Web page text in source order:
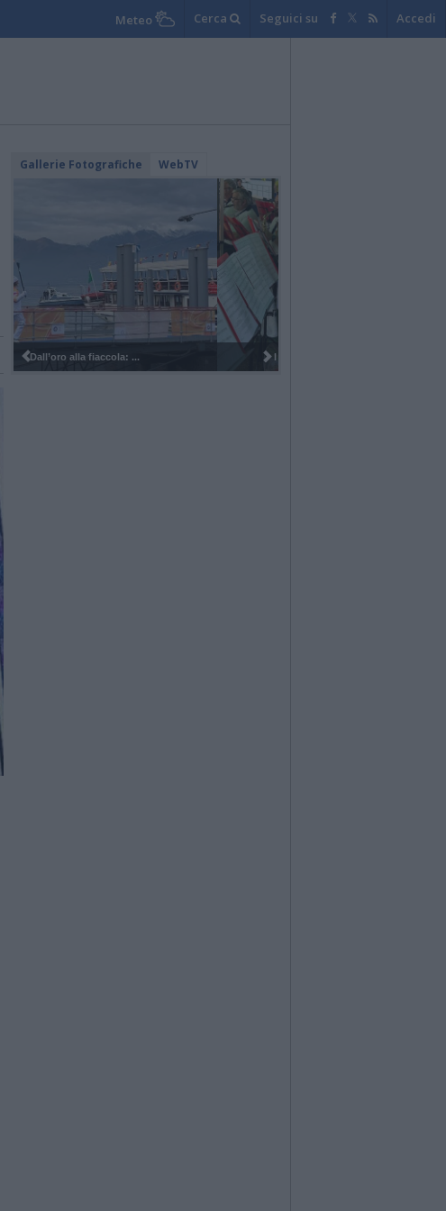
Meteo Cerca Seguici su Accedi
Gallerie Fotografiche WebTV
I 100 anni del Corpo Musicale di